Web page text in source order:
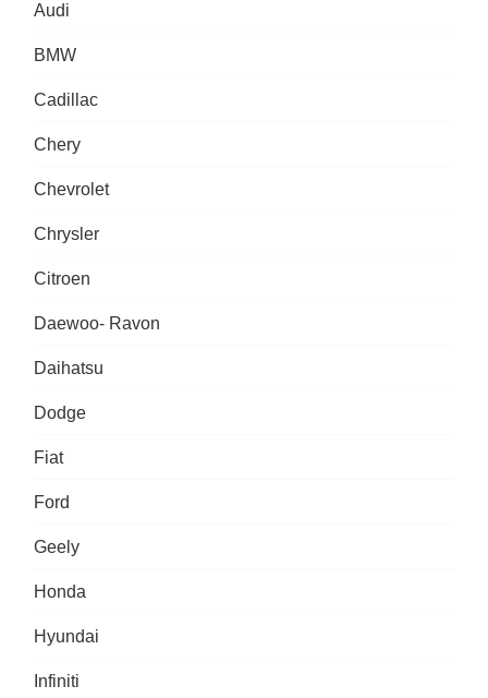
Audi
BMW
Cadillac
Chery
Chevrolet
Chrysler
Citroen
Daewoo- Ravon
Daihatsu
Dodge
Fiat
Ford
Geely
Honda
Hyundai
Infiniti